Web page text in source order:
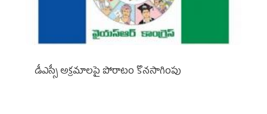
డీఎస్సీ అక్రమాలపై పోరాటం కొనసాగింపు